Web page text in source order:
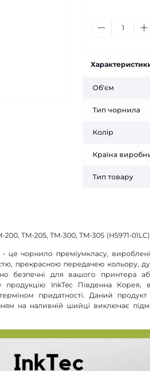
Об'єм
Тип чорнила
Колір
Країна
Тип товару
TM-205, TM-300, TM-305 (H5971-01LC)
це чорнило преміумкласу,
прекрасною передачею кольору,
безпечні для вашого принтера
продукцію InkTec Південна Корея,
придатності. Даний
на наливній шийці виключає